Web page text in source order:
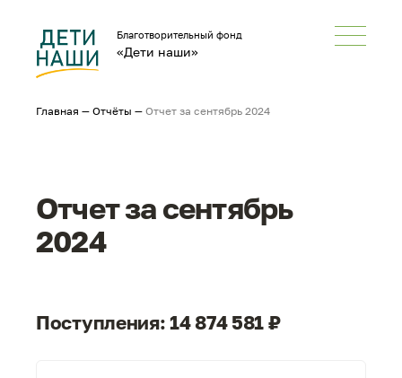
Благотворительный фонд
«Дети наши»
Главная — Отчёты — Отчет за сентябрь 2024
Отчет за сентябрь
2024
Поступления: 14 874 581 ₽